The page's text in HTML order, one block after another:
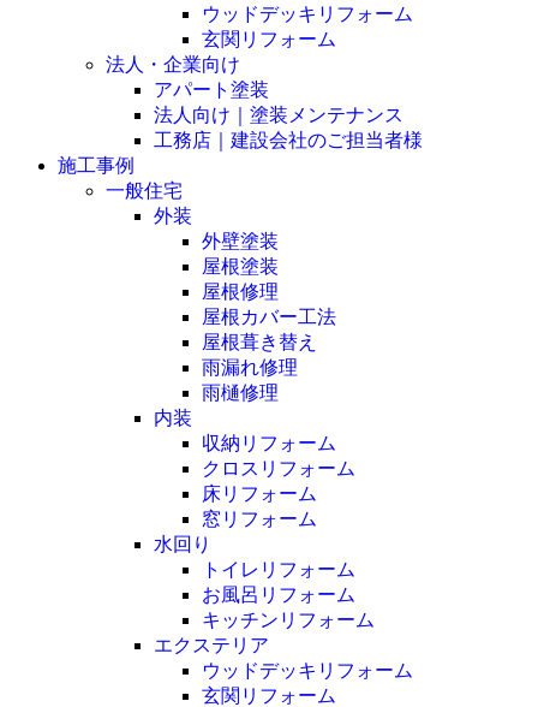
ウッドデッキリフォーム
玄関リフォーム
法人・企業向け
アパート塗装
法人向け｜塗装メンテナンス
工務店｜建設会社のご担当者様
施工事例
一般住宅
外装
外壁塗装
屋根塗装
屋根修理
屋根カバー工法
屋根葺き替え
雨漏れ修理
雨樋修理
内装
収納リフォーム
クロスリフォーム
床リフォーム
窓リフォーム
水回り
トイレリフォーム
お風呂リフォーム
キッチンリフォーム
エクステリア
ウッドデッキリフォーム
玄関リフォーム